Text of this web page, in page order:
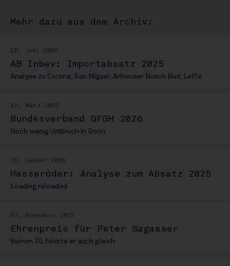
Mehr dazu aus dem Archiv:
18. Juni 2026
AB Inbev: Importabsatz 2025
Analyse zu Corona, San Miguel, Anheuser Busch Bud, Leffe
12. März 2026
Bundesverband GFGH 2026
Noch wenig Umbruch in Bonn
15. Januar 2026
Hasseröder: Analyse zum Absatz 2025
Loading reloaded
07. November 2025
Ehrenpreis für Peter Sagasser
Seinen 70. feierte er auch gleich